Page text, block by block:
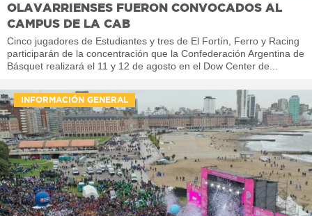
OLAVARRIENSES FUERON CONVOCADOS AL
CAMPUS DE LA CAB
Cinco jugadores de Estudiantes y tres de El Fortín, Ferro y Racing
participarán de la concentración que la Confederación Argentina de
Básquet realizará el 11 y 12 de agosto en el Dow Center de...
INFORMACIÓN GENERAL